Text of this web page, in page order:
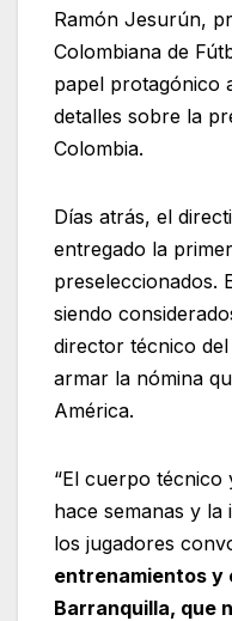
Ramón Jesurún,
Colombiana de
papel protagónico
detalles sobre la
Colombia.
Días atrás, el
entregado la
preseleccionados.
siendo
director técnico
armar la nómina
América.
“El cuerpo técnico
hace semanas y la
los jugadores
entrenamientos y
Barranquilla, que